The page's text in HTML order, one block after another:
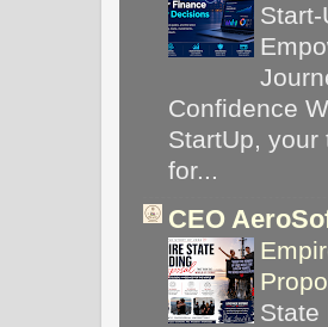
Start-
Confidence
StartUp,
for...
CEO
State